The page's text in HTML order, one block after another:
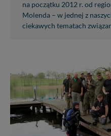
na początku 2012 r. od
Molenda – w jednej z
ciekawych tematach